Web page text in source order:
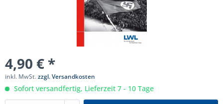
4,90 € *
inkl. MwSt.zzgl. Versandkosten
Sofort versandfertig, Lieferzeit 7 - 10 Tage